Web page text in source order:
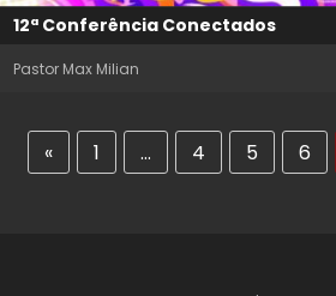
12ª Conferência Conectados
Pastor Max Milian
« 1 … 4 5 6